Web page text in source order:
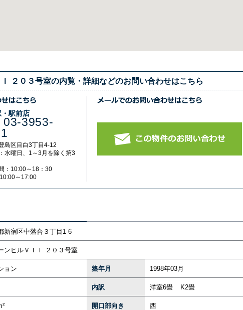
２０３号室の内覧・詳細などのお問い合わせはこちら
・駅前店
03-3953-
島区目白3丁目4-12
水曜日、1～3月を除く第3
：10:00～18：30
～17:00
新宿区中落合３丁目1-6
ンヒルＶＩＩ ２０３号室
ョン 築年月 1998年03月
内訳 洋室6畳 K2畳
開口部向き 西